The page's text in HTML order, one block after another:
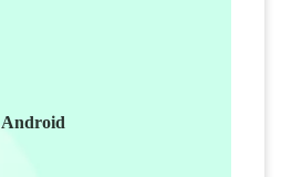
Android